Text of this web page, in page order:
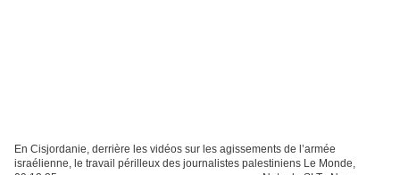
En Cisjordanie, derrière les vidéos sur les agissements de l’armée
israélienne, le travail périlleux des journalistes palestiniens Le Monde,